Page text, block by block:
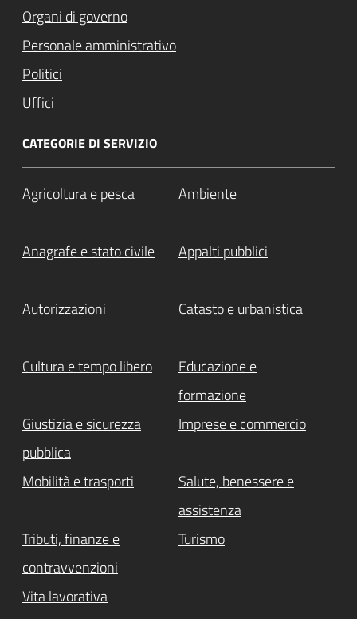
Organi di governo
Personale amministrativo
Politici
Uffici
CATEGORIE DI SERVIZIO
Agricoltura e pesca Ambiente
Anagrafe e stato civile Appalti pubblici
Autorizzazioni Catasto e urbanistica
Cultura e tempo libero
Educazione e
formazione
Giustizia e sicurezza
pubblica
Imprese e commercio
Mobilità e trasporti
Salute, benessere e
assistenza
Tributi, finanze e
contravvenzioni
Turismo
Vita lavorativa